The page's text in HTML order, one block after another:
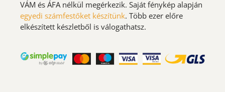
VÁM és ÁFA nélkül megérkezik. Saját fénykép alapján
egyedi számfestőket készítünk. Több ezer előre
elkészített készletből is válogathatsz.